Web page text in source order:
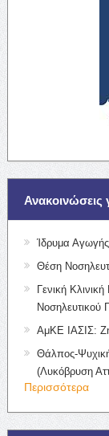
Ανακοινώσεις
Ίδρυμα
Θέση
Γενική
Νοσηλευτικού
ΑμΚΕ ΙΑΣΙΣ:
Θάλπος-
(Λυκόβρυση
Περισσότερα